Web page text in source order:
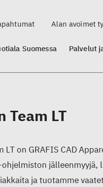
Alan avoimet
Suomessa Palvelut
Team LT
LT on GRAFIS CAD
ohjelmiston jälleenmyyjä,
ja tuotamme